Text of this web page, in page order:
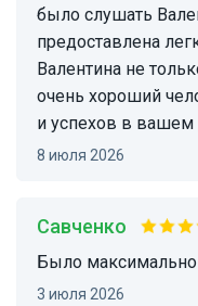
было слушать
предоставлена
Валентина не
очень хороший
и успехов в вашем
8 июля 2026
Савченко
Было
3 июля 2026